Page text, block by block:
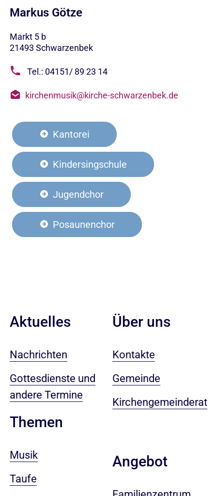
Markus Götze
Markt 5 b
21493 Schwarzenbek
Tel.: 04151/ 89 23 14
kirchenmusik@kirche-schwarzenbek.de
Kantorei
Kindersingschule
Jugendchor
Posaunenchor
Aktuelles
Nachrichten
Gottesdienste und
andere Termine
Themen
Musik
Taufe
Über uns
Kontakte
Gemeinde
Kirchengemeinderat
Angebot